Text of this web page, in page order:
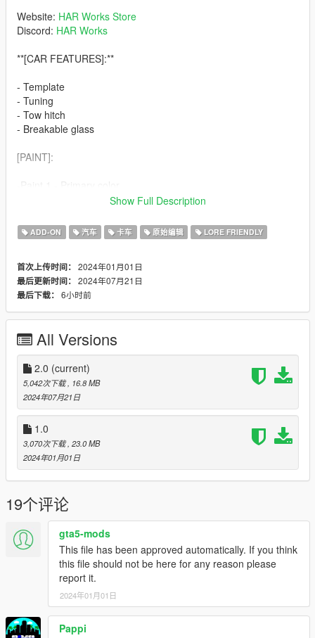
Website: HAR Works Store
Discord: HAR Works
**[CAR FEATURES]:**
- Template
- Tuning
- Tow hitch
- Breakable glass
[PAINT]:
-Paint 2 - Caliper color
-Paint 6 - Interior color
-Paint 7 - Interior2 / steering color
[EXTRAS]:
extra_1 - Speaker
extra_2 - Tow hitch
extra_4 - Construction load 2
extra_5 - Roof rack
extra_6 - Screen
[INSTALLATION]:
(ADDON)
1. Copy the h4rxgranUT folder from the "Add-on" folder.
2. Open OpenIV and go to mods/update/x64/dlcpacks and
place it there.
3. After that go to
mods/update/update.rpf/common/data/dlclist.xml
4. Add line: dlcpacks:/h4rxgranUT/
Contains Fivem and Replace ver.
[CHANGELOG]:
ver. 2.0
Show Full Description
ADD-ON 汽车 卡车 原始编辑 LORE FRIENDLY
首次上传时间： 2024年01月01日
最后更新时间： 2024年07月21日
最后下载： 6小时前
All Versions
2.0 (current)
5,042次下载 , 16.8 MB
2024年07月21日
1.0
3,070次下载 , 23.0 MB
2024年01月01日
19个评论
gta5-mods
This file has been approved automatically. If you think
this file should not be here for any reason please
report it.
2024年01月01日
Pappi